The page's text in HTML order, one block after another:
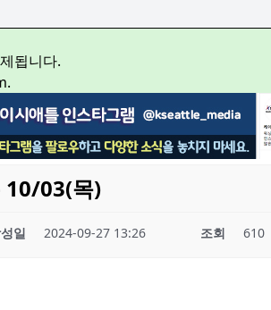
됩니다.
10/03(목)
일 2024-09-27 13:26 조회 610